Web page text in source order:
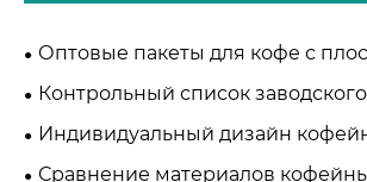
Оптовые пакеты для кофе с
стоячие пакеты для кофе:
сравнение TDK:
Контрольный список
поставщиков упаковки для кофе:
профессиональное руководство
Индивидуальный дизайн
баланс между брендингом и
Сравнение материалов